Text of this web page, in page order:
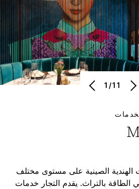
1/11
الهندية الصينية على مستوى مختلف
الطاقة بالتراث. يقدم التجار خدمات